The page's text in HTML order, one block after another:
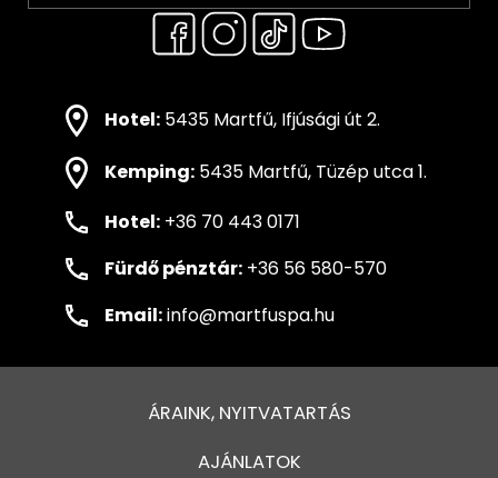
Hotel: 5435 Martfű, Ifjúsági út 2.
Kemping: 5435 Martfű, Tüzép utca 1.
Hotel: +36 70 443 0171
Fürdő pénztár: +36 56 580-570
Email:info@martfuspa.hu
ÁRAINK, NYITVATARTÁS
AJÁNLATOK